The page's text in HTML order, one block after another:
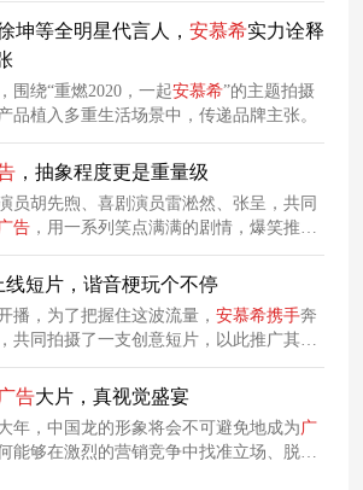
坤等全明星代言人， 安慕希实力诠释
围绕“重燃2020，一起安慕希”的主题拍摄
品植入多重生活场景中，传递品牌主张。
，抽象程度更是重量级
员胡先煦、喜剧演员雷淞然、张呈，共同
广告 ，用一系列笑点满满的剧情，爆笑推广
珠酸奶，力图抓住年轻人的注意力，让品
。
线短片，谐音梗玩个不停
播，为了把握住这波流量， 安慕希携手奔
共同拍摄了一支创意短片，以此推广其黄
。短片以导演组灵魂拷问“怎么能爆”为切
系列诙谐幽默的反应，全方位强化 “爆珠”
广告大片，真视觉盛宴
年，中国龙的形象将会不可避免地成为 广
能够在激烈的营销竞争中找准立场、脱颖